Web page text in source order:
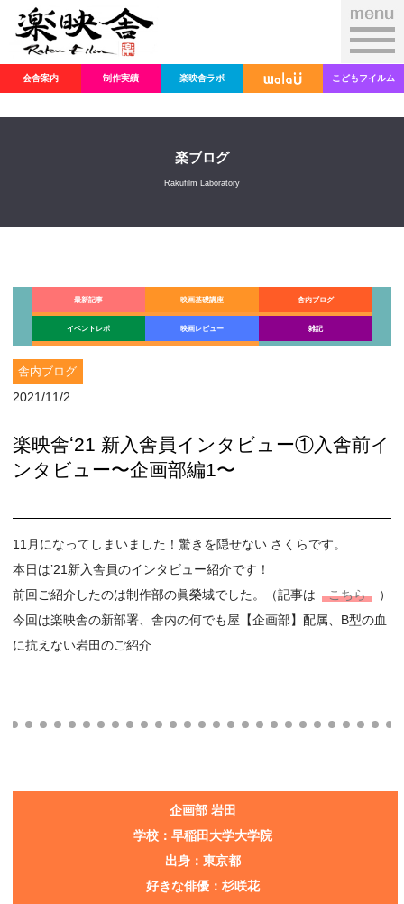
会舎案内 制作実績 楽映舎ラボ こどもフイルム
楽ブログ
Rakufilm Laboratory
最新記事 映画基礎講座 舎内ブログ
イベントレポ 映画レビュー 雑記
舎内ブログ
2021/11/2
楽映舎ʻ21 新⼊舎員インタビュー①⼊舎前イ
ンタビュー〜企画部編1〜
11月になってしまいました！驚きを隠せない さくらです。
本日はʼ21新⼊舎員のインタビュー紹介です！
前回ご紹介したのは制作部の眞榮城でした。（記事は
こちら
）
今回は楽映舎の新部署、舎内の何でも屋【企画部】配属、B型の血
に抗えない岩田のご紹介
企画部 岩田
学校：早稲田⼤学大学院
出⾝：東京都
好きな俳優：杉咲花